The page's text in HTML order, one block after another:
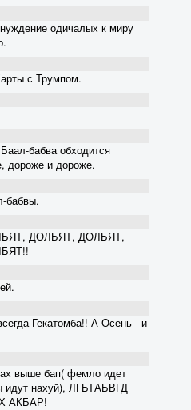
одичалых к миру
с Трумпом.
бабва обходится
дороже и дороже.
бабвы.
ДОЛБЯТ, ДОЛБЯТ,
Гекатомба!! А Осень - и
выше бап( фемло идет
идут нахуй), ЛГБТАБВГД
АКБАР!